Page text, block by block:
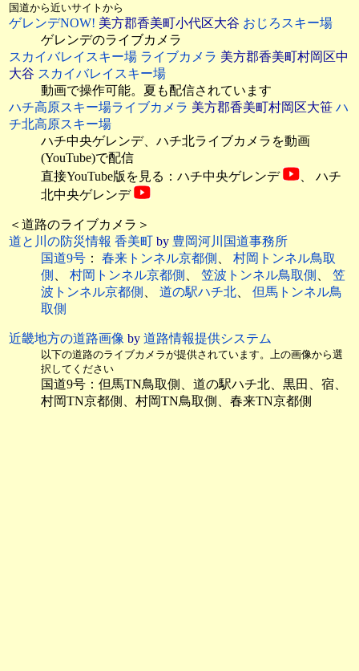
国道から近いサイトから
ゲレンデNOW! 美方郡香美町小代区大谷 おじろスキー場
ゲレンデのライブカメラ
スカイバレイスキー場 ライブカメラ 美方郡香美町村岡区中
大谷 スカイバレイスキー場
動画で操作可能。夏も配信されています
ハチ高原スキー場ライブカメラ 美方郡香美町村岡区大笹 ハ
チ北高原スキー場
ハチ中央ゲレンデ、ハチ北ライブカメラを動画
(YouTube)で配信
直接YouTube版を見る： ハチ中央ゲレンデ 、 ハチ
北中央ゲレンデ
＜道路のライブカメラ＞
道と川の防災情報 香美町 by 豊岡河川国道事務所
国道9号 ： 春来トンネル京都側 、 村岡トンネル鳥取
側 、 村岡トンネル京都側 、 笠波トンネル鳥取側 、 笠
波トンネル京都側 、 道の駅ハチ北、 但馬トンネル鳥
取側
近畿地方の道路画像 by 道路情報提供システム
以下の道路のライブカメラが提供されています。上の画像から選
択してください
国道9号：但馬TN鳥取側、道の駅ハチ北、黒田、宿、
村岡TN京都側、村岡TN鳥取側、春来TN京都側